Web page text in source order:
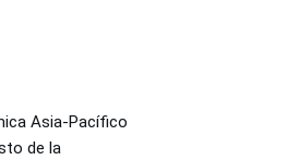
Asia-Pacífico
de la